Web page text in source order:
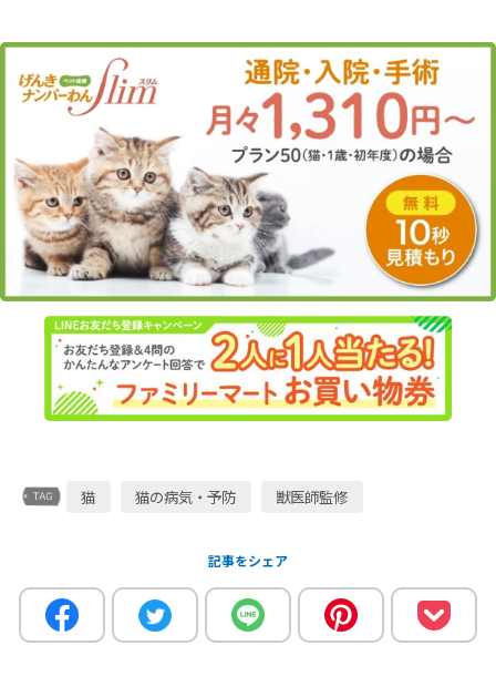
猫 猫の病気・予防 獣医師監修
記事をシェア